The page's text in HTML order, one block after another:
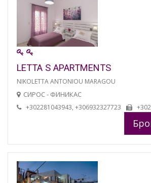
LETTA S APARTMENTS
NIKOLETTA ANTONIOU MARAGOU
СИРОС - ФИНИКАС
+302281043943, +306932327723